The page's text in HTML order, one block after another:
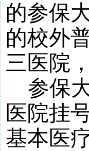
的参保
的校外
三医院
参保
医院挂
基本医